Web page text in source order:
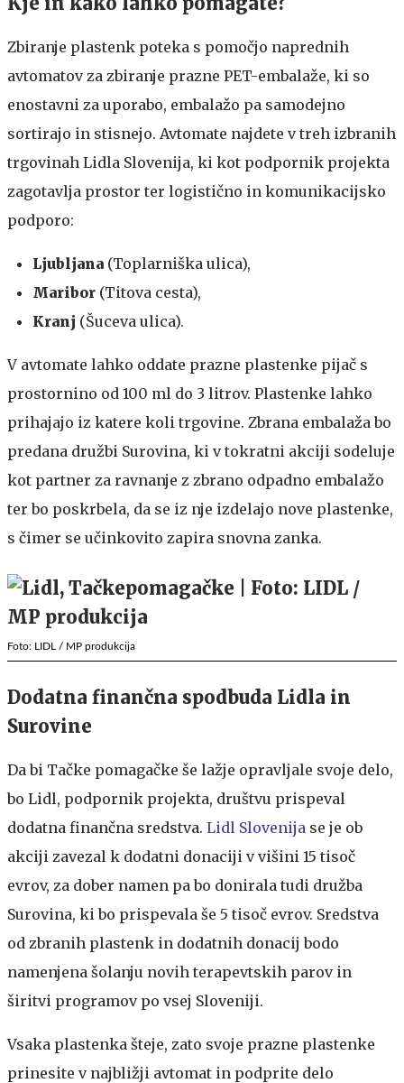
Zbiranje plastenk poteka s pomočjo naprednih
avtomatov za zbiranje prazne PET-embalaže, ki so
enostavni za uporabo, embalažo pa samodejno
sortirajo in stisnejo. Avtomate najdete v treh izbranih
trgovinah Lidla Slovenija, ki kot podpornik projekta
zagotavlja prostor ter logistično in komunikacijsko
podporo:
Ljubljana (Toplarniška ulica),
Maribor (Titova cesta),
Kranj (Šuceva ulica).
V avtomate lahko oddate prazne plastenke pijač s
prostornino od 100 ml do 3 litrov. Plastenke lahko
prihajajo iz katere koli trgovine. Zbrana embalaža bo
predana družbi Surovina, ki v tokratni akciji sodeluje
kot partner za ravnanje z zbrano odpadno embalažo
ter bo poskrbela, da se iz nje izdelajo nove plastenke,
s čimer se učinkovito zapira snovna zanka.
Foto: LIDL / MP produkcija
Dodatna finančna spodbuda Lidla in
Surovine
Da bi Tačke pomagačke še lažje opravljale svoje delo,
bo Lidl, podpornik projekta, društvu prispeval
dodatna finančna sredstva. Lidl Slovenija se je ob
akciji zavezal k dodatni donaciji v višini 15 tisoč
evrov, za dober namen pa bo donirala tudi družba
Surovina, ki bo prispevala še 5 tisoč evrov. Sredstva
od zbranih plastenk in dodatnih donacij bodo
namenjena šolanju novih terapevtskih parov in
širitvi programov po vsej Sloveniji.
Vsaka plastenka šteje, zato svoje prazne plastenke
prinesite v najbližji avtomat in podprite delo